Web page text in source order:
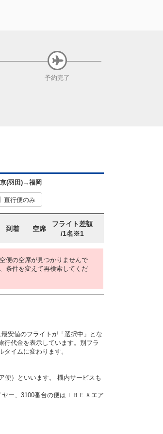
予約完了
(羽田)→福岡
直行便のみ
到着 空席
フライト差額
/1名※1
便の空席が見つかりませんで
条件を変えて再検索してくだ
安値のフライトが「選択中」とな
行代金を表示しています。別フラ
イムに変わります。
便）といいます。 機内サービスも
ー、3100番台の便はＩＢＥＸエア